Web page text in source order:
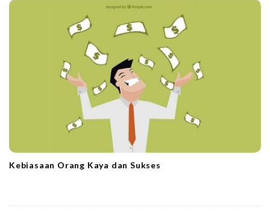
Kebiasaan Orang Kaya dan Sukses